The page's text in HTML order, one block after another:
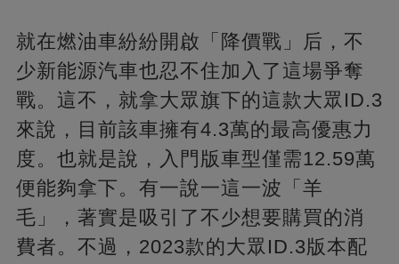
就在燃油車紛紛開啟「降價戰」后，不
少新能源汽車也忍不住加入了這場爭奪
戰。這不，就拿大眾旗下的這款大眾ID.3
來說，目前該車擁有4.3萬的最高優惠力
度。也就是說，入門版車型僅需12.59萬
便能夠拿下。有一說一這一波「羊
毛」，著實是吸引了不少想要購買的消
費者。不過，2023款的大眾ID.3版本配